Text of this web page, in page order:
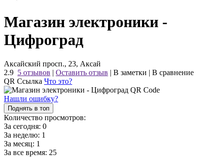
Магазин электроники -
Цифроград
Аксайский просп., 23, Аксай
2.9 5 отзывов | Оставить отзыв | В заметки | В сравнение
QR Ссылка Что это?
Нашли ошибку?
Поднять в топ
Количество просмотров:
За сегодня: 0
За неделю: 1
За месяц: 1
За все время: 25